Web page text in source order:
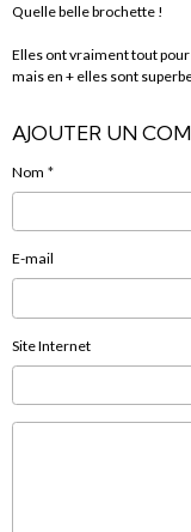
Quelle belle brochette !
Elles ont vraiment tout
mais en + elles sont
AJOUTER UN
Nom
E-mail
Site Internet